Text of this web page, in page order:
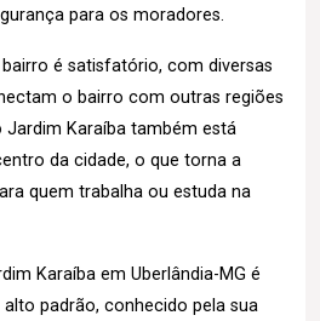
para os moradores.
é satisfatório, com diversas
o bairro com outras regiões
Jardim Karaíba também está
da cidade, o que torna a
quem trabalha ou estuda na
Karaíba em Uberlândia-MG é
padrão, conhecido pela sua